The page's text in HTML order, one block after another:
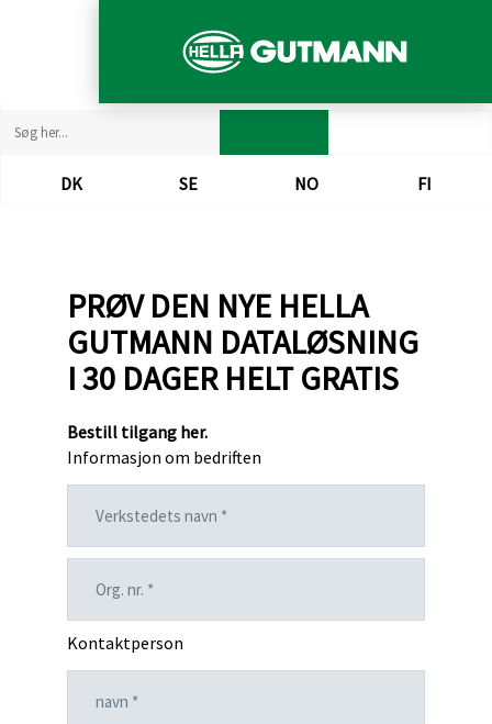
DK​ SE​ NO​ FI​
PRØV DEN NYE HELLA
GUTMANN DATALØSNING
I 30 DAGER HELT GRATIS
​​Bestill tilgang her.
Informasjon om bedriften
Kontaktperson